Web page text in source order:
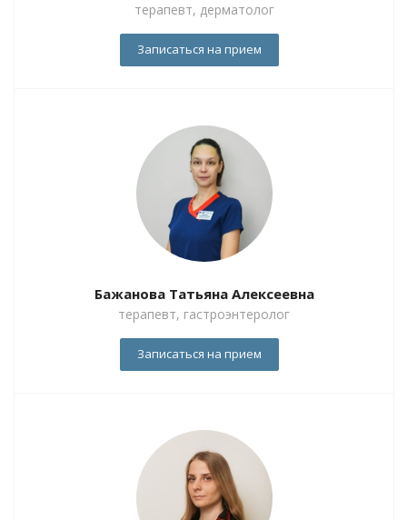
терапевт, дерматолог
Записаться на прием
Бажанова Татьяна Алексеевна
терапевт, гастроэнтеролог
Записаться на прием